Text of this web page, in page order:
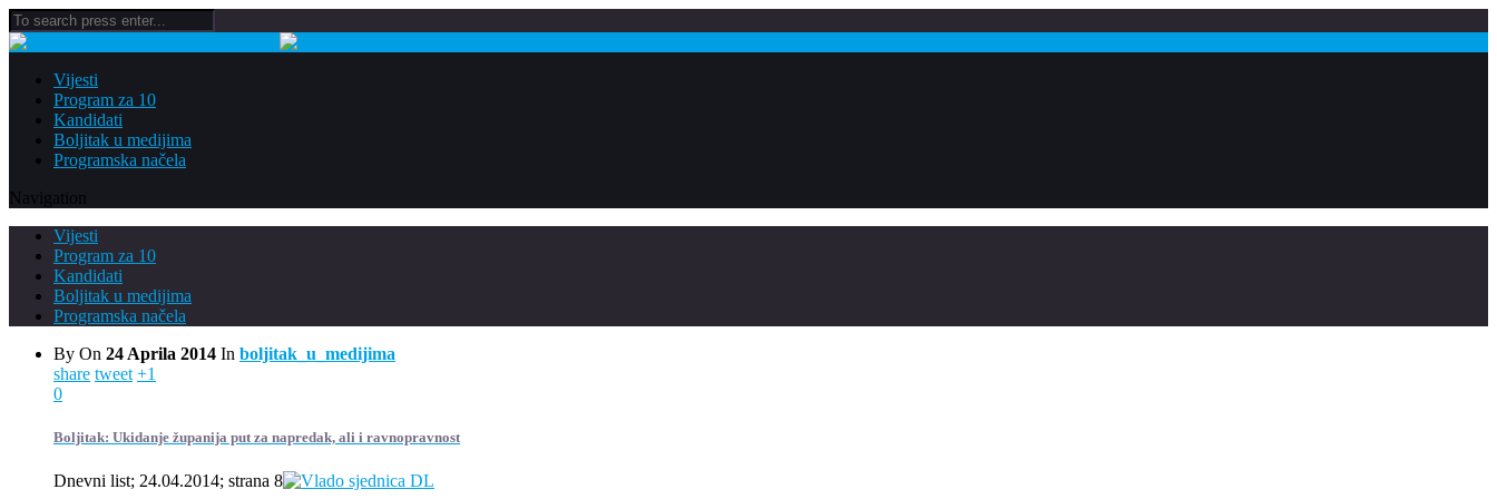
Vijesti
Program za 10
Kandidati
Boljitak u medijima
Programska načela
Navigation
Vijesti
Program za 10
Kandidati
Boljitak u medijima
Programska načela
By On 24 Aprila 2014 In boljitak_u_medijima
share tweet +1
0
Boljitak: Ukidanje županija put za napredak, ali i ravnopravnost
Dnevni list; 24.04.2014; strana 8